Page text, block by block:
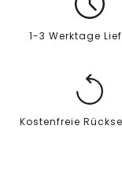
1-3 Werktage
Kostenfreie